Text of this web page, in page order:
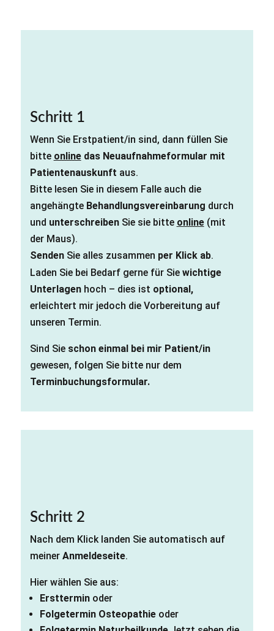
Schritt 1
Wenn Sie Erstpatient/in sind, dann füllen Sie
bitte onlinedas Neuaufnahmeformular mit
Patientenauskunft aus.
Bitte lesen Sie in diesem Falle auch die
angehängte Behandlungsvereinbarung durch
und unterschreibenSie sie bitte online(mit
der Maus).
SendenSie alles zusammen per Klick ab.
Laden Sie bei Bedarf gerne für Sie wichtige
Unterlagenhoch – dies ist optional,
erleichtert mir jedoch die Vorbereitung auf
unseren Termin.
Sind Sie schon einmal bei mir Patient/in
gewesen, folgen Sie bitte nur dem
Terminbuchungsformular.
Schritt 2
Nach dem Klick landen Sie automatisch auf
meiner Anmeldeseite.
Hier wählen Sie aus:
Erstterminoder
Folgetermin Osteopathieoder